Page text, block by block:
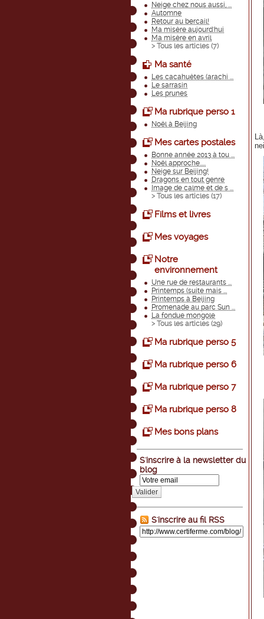
Neige chez nous aussi, ...
Automne
Retour au bercail!
Ma misère aujourd'hui
Ma misère en avril
> Tous les articles (7)
Ma santé
Les cacahuètes (arachi ...
Le sarrasin
Les prunes
Ma rubrique perso 1
Noël à Beijing
Mes cartes postales
Bonne année 2013 à tou ...
Noël approche.....
Neige sur Beijing!
Dragons en tout genre
Image de calme et de s ...
> Tous les articles (17)
Films et livres
Mes voyages
Notre
environnement
Une rue de restaurants ...
Printemps (suite mais ...
Printemps à Beijing
Promenade au parc Sun ...
La fondue mongole
> Tous les articles (29)
Ma rubrique perso 5
Ma rubrique perso 6
Ma rubrique perso 7
Ma rubrique perso 8
Mes bons plans
S'inscrire à la newsletter du
blog
Valider
S'inscrire au fil RSS